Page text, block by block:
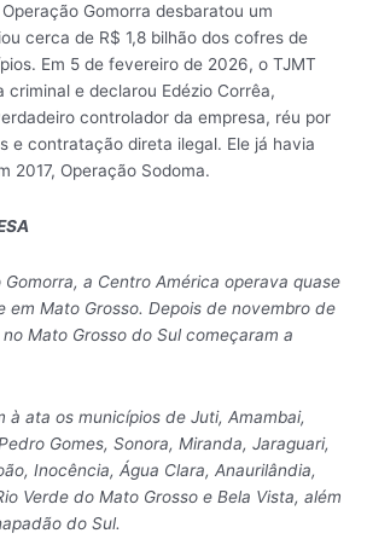
Gomorra desbaratou um
cerca de R$ 1,8 bilhão dos cofres de
Em 5 de fevereiro de 2026, o TJMT
criminal e declarou Edézio Corrêa,
controlador da empresa, réu por
e contratação direta ilegal. Ele já havia
2017, Operação Sodoma.
a Centro América operava quase
em Mato Grosso. Depois de novembro de
Mato Grosso do Sul começaram a
à ata os municípios de Juti, Amambai,
Gomes, Sonora, Miranda, Jaraguari,
Inocência, Água Clara, Anaurilândia,
Verde do Mato Grosso e Bela Vista, além
do Sul.